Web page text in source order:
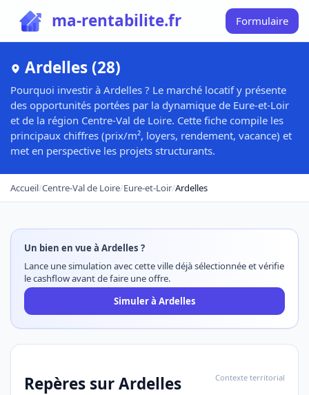
ma-rentabilite.fr Formulaire
Ardelles (28)
Pourquoi investir à Ardelles ? Le marché locatif y présente
des opportunités portées par la dynamique de Eure-et-Loir
et de la région Centre-Val de Loire. Cette fiche compile les
principaux chiffres (prix/m², loyers, rendement, vacance) et
met en perspective les projets structurants.
Accueil/Centre-Val de Loire/Eure-et-Loir/Ardelles
Un bien en vue à Ardelles ?
Lance une simulation avec cette ville déjà sélectionnée et vérifie
le cashflow avant de faire une offre.
Simuler à Ardelles
Repères sur Ardelles Contexte territorial